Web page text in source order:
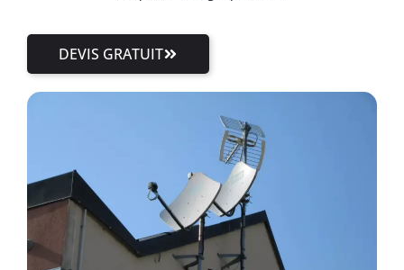
DEVIS GRATUIT